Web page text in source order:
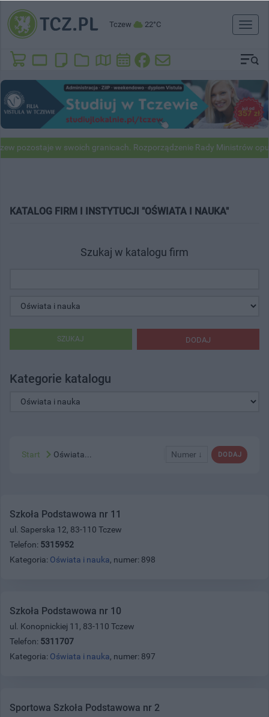
Tczew 22°C
Toggle
pozostaje w swoich granicach. Rozporządzenie Rady Ministrów
KATALOG FIRM I INSTYTUCJI "OŚWIATA I NAUKA"
Szukaj w katalogu firm
DODAJ
SZUKAJ
Kategorie katalogu
DODAJ
Numer ↓
Start Oświata...
Szkoła Podstawowa nr 11
ul. Saperska 12, 83-110 Tczew
Telefon: 5315952
Kategoria: Oświata i nauka, numer: 898
Szkoła Podstawowa nr 10
ul. Konopnickiej 11, 83-110 Tczew
Telefon: 5311707
Kategoria: Oświata i nauka, numer: 897
Sportowa Szkoła Podstawowa nr 2